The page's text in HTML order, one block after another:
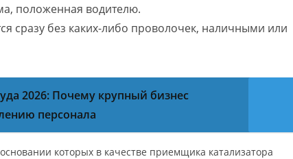
положенная водителю.
сразу без каких-либо проволочек, наличными или
2026: Почему крупный бизнес
персонала
которых в качестве приемщика катализатора